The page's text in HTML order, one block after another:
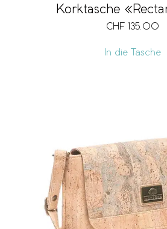
Korktasche
CHF 135.00
In die Tasche